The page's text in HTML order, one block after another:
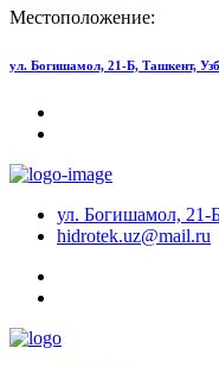
Местоположение:
ул. Богишамол, 21-Б, Ташкент,
ул. Богишамол, 21-
hidrotek.uz@mail.ru